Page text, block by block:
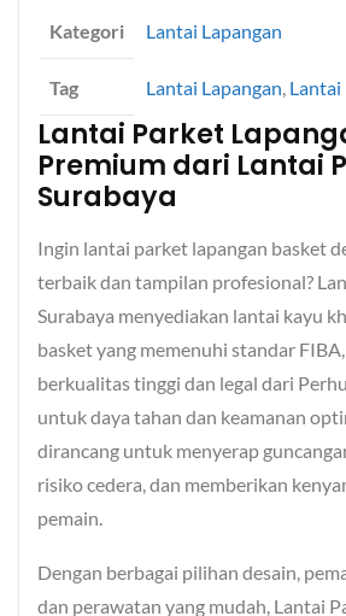
Kategori Lantai Lapangan
Tag Lantai Lapangan, Lantai
Lantai Parket
Premium dari Lantai
Surabaya
Ingin lantai parket lapangan basket
terbaik dan tampilan profesional?
Surabaya menyediakan lantai kayu
basket yang memenuhi standar
berkualitas tinggi dan legal dari
untuk daya tahan dan keamanan
dirancang untuk menyerap
risiko cedera, dan memberikan
pemain.
Dengan berbagai pilihan desain,
dan perawatan yang mudah, Lantai